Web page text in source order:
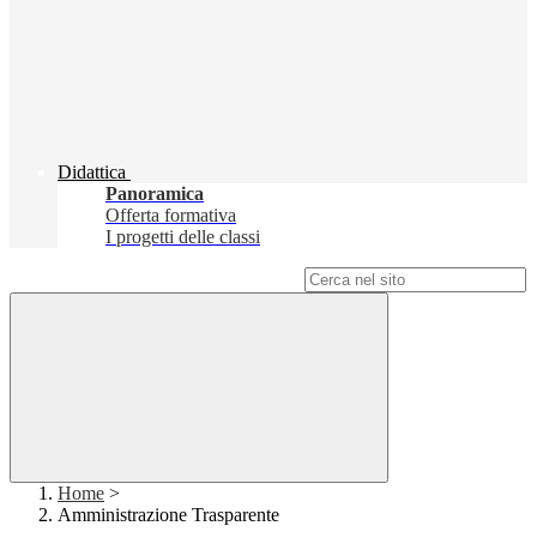
Didattica
Panoramica
Offerta formativa
I progetti delle classi
Home >
Amministrazione Trasparente